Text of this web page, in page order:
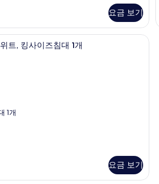
요금 보기
개,
프레지덴셜 스위트, 킹사이즈침대 1개
트, 킹사이즈침대 1개
1개
요금 보기